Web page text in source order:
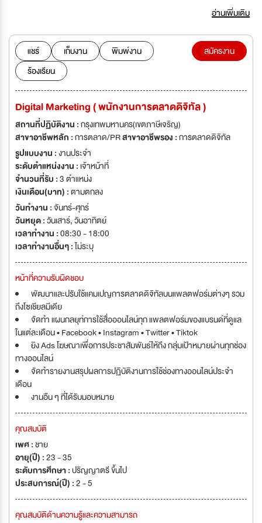
ผู้ร่วมงานที่พร้อมจะเติบโตไปอย่างมั่นคงกับองค์กรของเราเข้าร่วมงานเป็น
จำนวนมาก'บริษัท คาร์มาร์ท จำกัด(มหาชน) มุ่งมั่นนำเสนอสินค้า และบริการที่มี
คุณภาพตอบสนองความต้องการ และความพึงพอใจของลูกค้าโดยเราดำเนิน
ธุรกิจหลากหลายประเภท อาทิเช่น เครื่องสำอาง(KARMARTS) และสินค้า
อุปโภคบริโภคต่างๆ ซึ่งบริษัทฯเรามีความมั่นคง และเติบโตอย่างรวดเร็ว ต้องการ
ผู้ร่วมงานที่พร้อมจะเติบโตไปอย่างมั่นคงกับองค์กรของเราเข้าร่วมงานเป็น
จำนวนมาก
อ่านเพิ่มเติม
แชร์ เก็บงาน
พิมพ์งาน
ร้องเรียน
สมัครงาน
Digital Marketing ( พนักงานการตลาดดิจิทัล )
สถานที่ปฏิบัติงาน :กรุงเทพมหานคร(เขตภาษีเจริญ)
สาขาอาชีพหลัก :การตลาด/PRสาขาอาชีพรอง :การตลาดดิจิทัล
รูปแบบงาน :งานประจำ
ระดับตำแหน่งงาน : เจ้าหน้าที่
จำนวนที่รับ :3 ตำแหน่ง
เงินเดือน(บาท) :ตามตกลง
วันทำงาน :จันทร์-ศุกร์
วันหยุด :วันเสาร์,วันอาทิตย์
เวลาทำงาน :08:30 - 18:00
เวลาทำงานอื่นๆ :ไม่ระบุ
หน้าที่ความรับผิดชอบ
พัฒนาและปรับใช้แคมเปญการตลาดดิจิทัลบนแพลตฟอร์มต่างๆ รวม
ถึงโซเชียลมีเดีย
จัดทำ แผนกลยุท์การใช้สื่อออนไลน์ทุก แพลตฟอร์มของแบรนด์ที่ดูแล
ในแต่ละเดือน • Facebook • Instagram • Twitter • Tiktok
ยิง Ads โฆษณาเพื่อการประชาสัมพันธ์ให้ถึง กลุ่มเป้าหมายผ่านทุกช่อง
ทางออนไลน์
จัดทำรายงานสรุปผลการปฏิบัติงานการใช้ช่องทางออนไลน์ประจำ
เดือน
งานอืน ๆ ที่ได้รับมอบหมาย
คุณสมบัติ
เพศ :ชาย
อายุ(ปี) :23 - 35
ระดับการศึกษา :ปริญญาตรี ขึ้นไป
ประสบการณ์(ปี) :2 - 5
คุณสมบัติด้านความรู้และความสามารถ